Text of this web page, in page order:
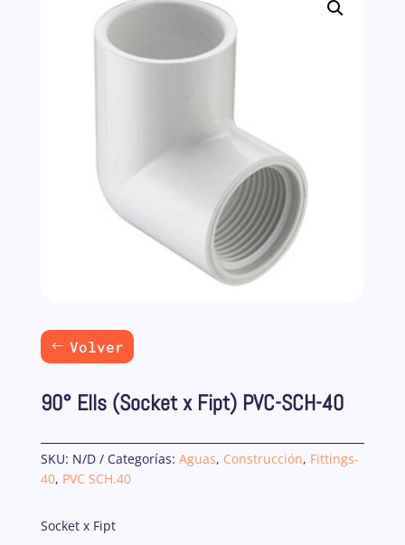
Volver
90° Ells (Socket x Fipt) PVC-SCH-40
SKU: N/D Categorías: Aguas, Construcción, Fittings-
40, PVC SCH.40
Socket x Fipt